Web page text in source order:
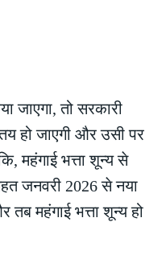
जाएगा, तो सरकारी
हो जाएगी और उसी पर
महंगाई भत्ता शून्य से
जनवरी 2026 से नया
महंगाई भत्ता शून्य हो